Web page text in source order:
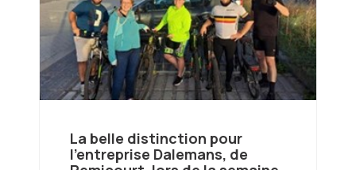
La belle distinction pour
l’entreprise Dalemans, de